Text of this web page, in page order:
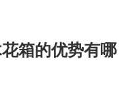
箱的优势有哪